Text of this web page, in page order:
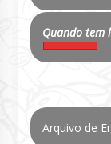
Quando tem
Arquivo de